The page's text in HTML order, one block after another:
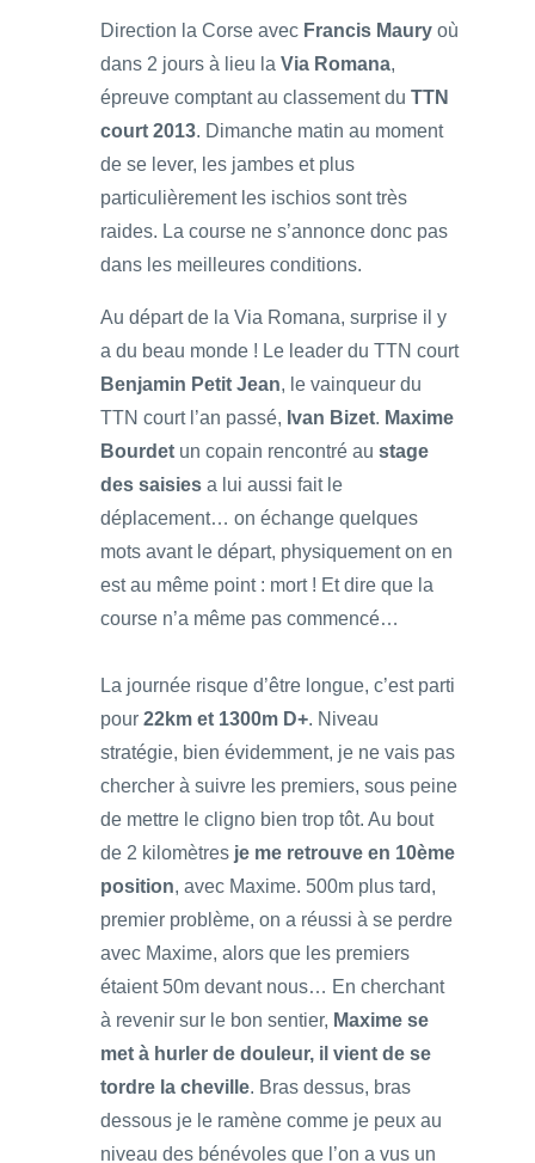
Direction la Corse avec Francis Maury où
dans 2 jours à lieu la Via Romana,
épreuve comptant au classement du TTN
court 2013. Dimanche matin au moment
de se lever, les jambes et plus
particulièrement les ischios sont très
raides. La course ne s’annonce donc pas
dans les meilleures conditions.
Au départ de la Via Romana, surprise il y
a du beau monde ! Le leader du TTN court
Benjamin Petit Jean, le vainqueur du
TTN court l’an passé, Ivan Bizet. Maxime
Bourdet un copain rencontré au stage
des saisies a lui aussi fait le
déplacement… on échange quelques
mots avant le départ, physiquement on en
est au même point : mort ! Et dire que la
course n’a même pas commencé…
La journée risque d’être longue, c’est parti
pour 22km et 1300m D+. Niveau
stratégie, bien évidemment, je ne vais pas
chercher à suivre les premiers, sous peine
de mettre le cligno bien trop tôt. Au bout
de 2 kilomètres je me retrouve en 10ème
position, avec Maxime. 500m plus tard,
premier problème, on a réussi à se perdre
avec Maxime, alors que les premiers
étaient 50m devant nous… En cherchant
à revenir sur le bon sentier, Maxime se
met à hurler de douleur, il vient de se
tordre la cheville. Bras dessus, bras
dessous je le ramène comme je peux au
niveau des bénévoles que l’on a vus un